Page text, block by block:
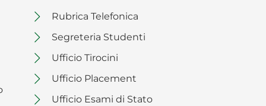
Rubrica Telefonica
Segreteria Studenti
Ufficio Tirocini
Ufficio Placement
Ufficio Esami di Stato